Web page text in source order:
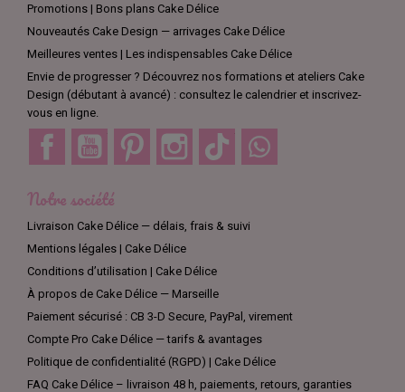
Promotions | Bons plans Cake Délice
Nouveautés Cake Design — arrivages Cake Délice
Meilleures ventes | Les indispensables Cake Délice
Envie de progresser ? Découvrez nos formations et ateliers Cake
Design (débutant à avancé) : consultez le calendrier et inscrivez-
vous en ligne.
Facebook YouTube Pinterest Instagram TikTok
Notre société
Livraison Cake Délice — délais, frais & suivi
Mentions légales | Cake Délice
Conditions d’utilisation | Cake Délice
À propos de Cake Délice — Marseille
Paiement sécurisé : CB 3-D Secure, PayPal, virement
Compte Pro Cake Délice — tarifs & avantages
Politique de confidentialité (RGPD) | Cake Délice
FAQ Cake Délice – livraison 48 h, paiements, retours, garanties